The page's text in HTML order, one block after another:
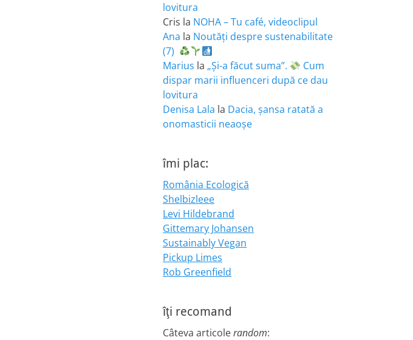
lovitura
Cris la NOHA – Tu café, videoclipul
Ana la Noutăți despre sustenabilitate
(7)
Marius la „Și-a făcut suma”.
Cum
dispar marii influenceri după ce dau
lovitura
Denisa Lala la Dacia, șansa ratată a
onomasticii neaoșe
îmi plac:
România Ecologică
Shelbizleee
Levi Hildebrand
Gittemary Johansen
Sustainably Vegan
Pickup Limes
Rob Greenfield
îţi recomand
Câteva articolerandom: